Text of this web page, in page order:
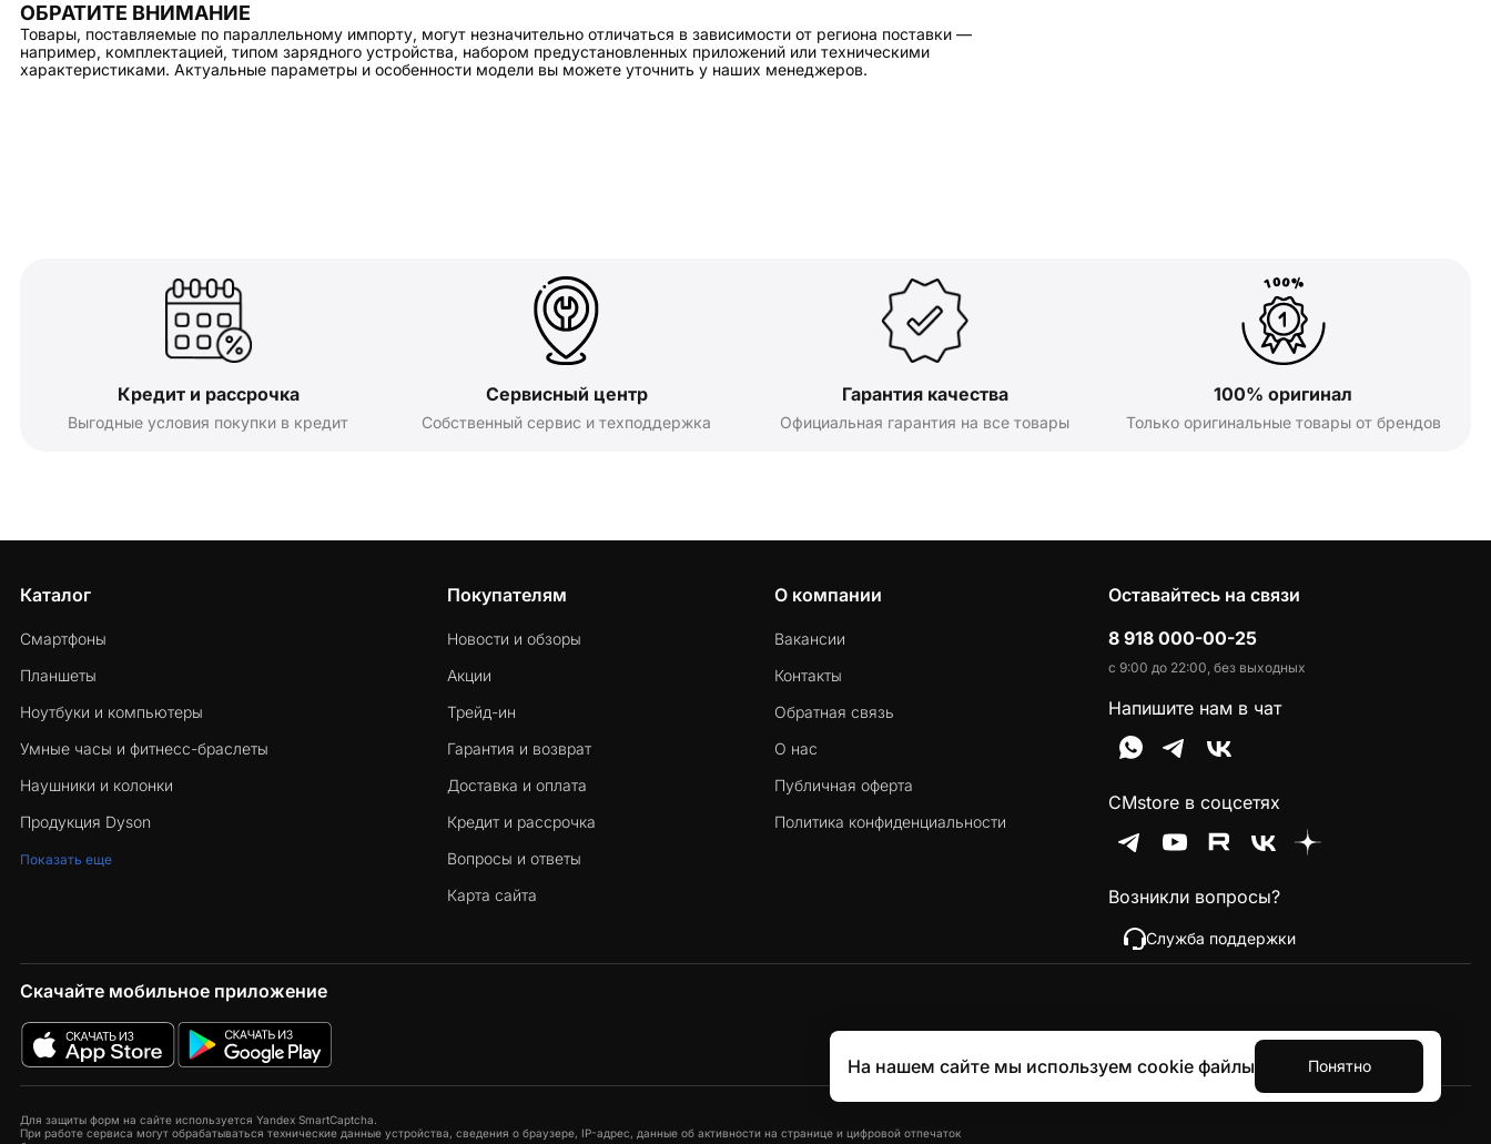
ОБРАТИТЕ ВНИМАНИЕ
Товары, поставляемые по параллельному импорту, могут незначительно отличаться в зависимости от региона поставки —
например, комплектацией, типом зарядного устройства, набором предустановленных приложений или техническими
характеристиками. Актуальные параметры и особенности модели вы можете уточнить у наших менеджеров.
Кредит и рассрочка
Выгодные условия покупки в кредит
Сервисный центр
Собственный сервис и техподдержка
Гарантия качества
Официальная гарантия на все товары
100% оригинал
Только оригинальные товары от брендов
Каталог
Смартфоны
Планшеты
Ноутбуки и компьютеры
Умные часы и фитнесс-браслеты
Наушники и колонки
Продукция Dyson
Показать еще
Покупателям
Новости и обзоры
Акции
Трейд-ин
Гарантия и возврат
Доставка и оплата
Кредит и рассрочка
Вопросы и ответы
Карта сайта
О компании
Вакансии
Контакты
Обратная связь
О нас
Публичная оферта
Политика конфиденциальности
Оставайтесь на связи
8 918 000-00-25
с 9:00 до 22:00, без выходных
Напишите нам в чат
CMstore в соцсетях
Возникли вопросы?
Служба поддержки
Скачайте мобильное приложение
Для защиты форм на сайте используется Yandex SmartCaptcha.
При работе сервиса могут обрабатываться технические данные устройства, сведения о браузере, IP-адрес, данные об активности на странице и цифровой отпечаток
На нашем сайте мы используем cookie файлы Понятно